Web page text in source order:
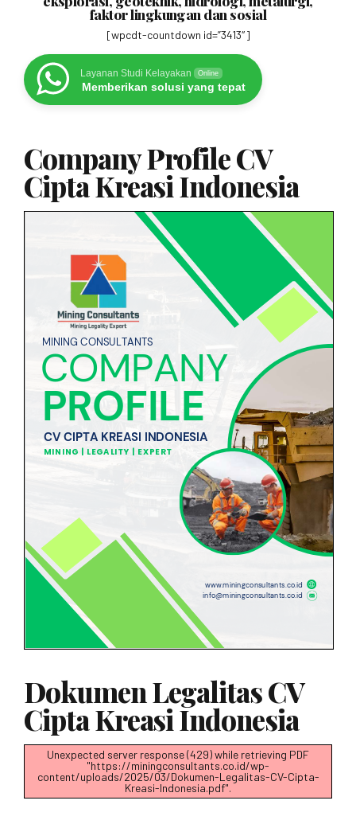
faktor lingkungan dan sosial
[wpcdt-countdown id=”3413″]
Layanan Studi Kelayakan Online
Memberikan solusi yang tepat
Company Profile CV
Cipta Kreasi Indonesia
Dokumen Legalitas CV
Cipta Kreasi Indonesia
Unexpected server response (429) while retrieving PDF
"https://miningconsultants.co.id/wp-
content/uploads/2025/03/Dokumen-Legalitas-CV-Cipta-
Kreasi-Indonesia.pdf".